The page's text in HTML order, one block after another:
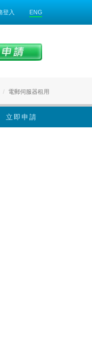
登入 ENG
電郵伺服器租用
立即申請